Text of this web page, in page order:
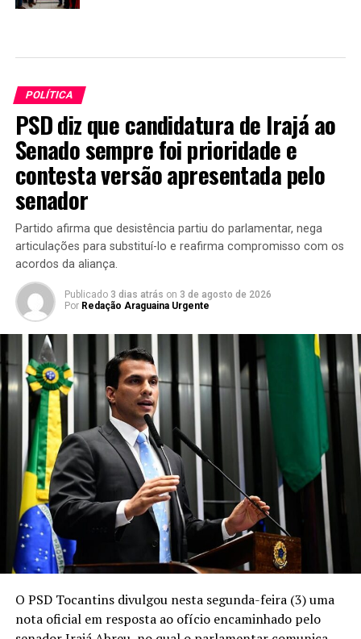
POLÍTICA
PSD diz que candidatura de Irajá ao
Senado sempre foi prioridade e
contesta versão apresentada pelo
senador
Partido afirma que desistência partiu do parlamentar, nega
articulações para substituí-lo e reafirma compromisso com os
acordos da aliança.
Publicado 3 dias atrás on 3 de agosto de 2026
Por Redação Araguaina Urgente
O PSD Tocantins divulgou nesta segunda-feira (3) uma
nota oficial em resposta ao ofício encaminhado pelo